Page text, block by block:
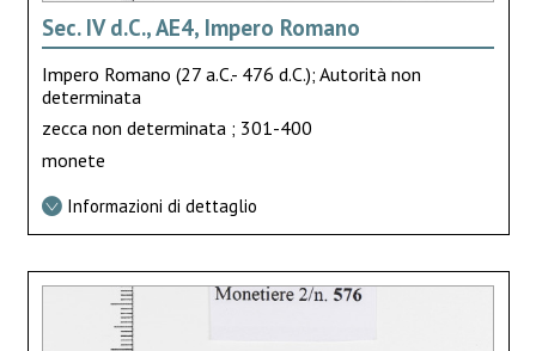
Sec. IV d.C., AE4, Impero Romano
Impero Romano (27 a.C.- 476 d.C.); Autorità non
determinata
zecca non determinata ; 301-400
monete
Informazioni di dettaglio